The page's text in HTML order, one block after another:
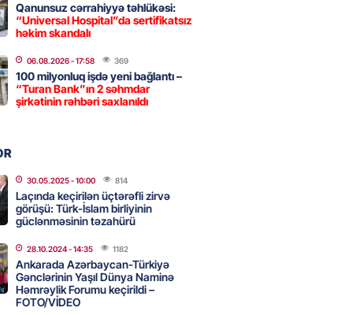
- 18:00 156
görə rüşvət alan vəzifəli
məhkəməsi BAŞLAYIR
- 17:45
şənliyində yaralanan rus
– VİDEO
- 17:30 272
qadının milyonluq mirası ilə
546 min manatı 20
Qanunsuz cərrahiyyə təhlükəsi:
“Universal Hospital”da sertifikatsız
həkim skandalı
06.08.2026- 17:58 369
100 milyonluq işdə yeni bağlantı –
“Turan Bank”ın 2 səhmdar
şirkətinin rəhbəri saxlanıldı
30.05.2025- 10:00 814
Laçında keçirilən üçtərəfli zirvə
görüşü: Türk-İslam birliyinin
güclənməsinin təzahürü
28.10.2024- 14:35 1182
Ankarada Azərbaycan-Türkiyə
Gənclərinin Yaşıl Dünya Naminə
Həmrəylik Forumu keçirildi –
FOTO/VİDEO